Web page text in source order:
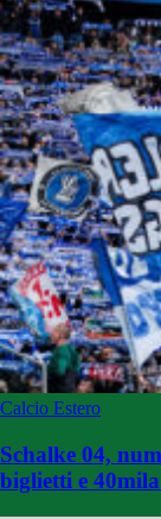
Calcio Estero
Schalke 04,
biglietti e